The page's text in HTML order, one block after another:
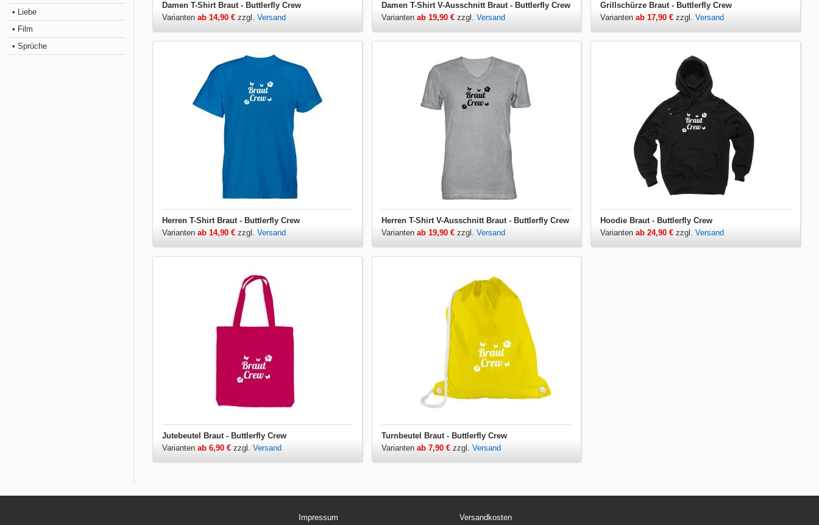
• Liebe
• Film
• Sprüche
Damen T-Shirt Braut - Buttlerfly Crew
Varianten ab 14,90 € zzgl. Versand
Damen T-Shirt V-Ausschnitt Braut - Buttlerfly Crew
Varianten ab 19,90 €zzgl. Versand
Grillschürze Braut - Buttlerfly Crew
Variantenab 17,90 € zzgl.Versand
Herren T-Shirt Braut - Buttlerfly Crew
Varianten ab 14,90 € zzgl. Versand
Herren T-Shirt V-Ausschnitt Braut - Buttlerfly Crew
Varianten ab 19,90 €zzgl. Versand
Hoodie Braut - Buttlerfly Crew
Variantenab 24,90 € zzgl.Versand
Jutebeutel Braut - Buttlerfly Crew
Varianten ab 6,90 € zzgl. Versand
Turnbeutel Braut - Buttlerfly Crew
Varianten ab 7,90 €zzgl. Versand
Impressum Versandkosten